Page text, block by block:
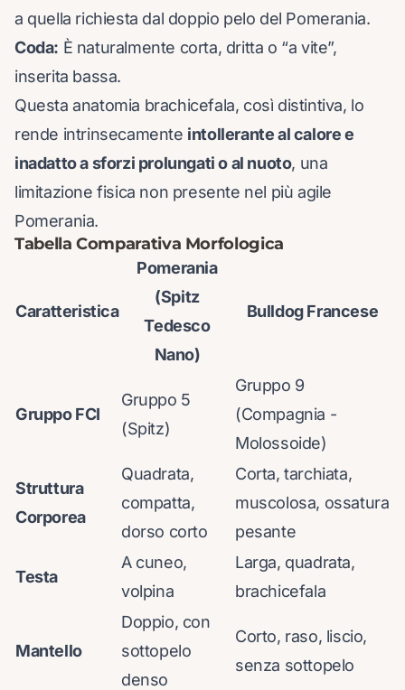
a quella richiesta dal doppio pelo del Pomerania.
Coda: È naturalmente corta, dritta o “a vite”,
inserita bassa.
Questa anatomia brachicefala, così distintiva, lo
rende intrinsecamente intollerante al calore e
inadatto a sforzi prolungati o al nuoto, una
limitazione fisica non presente nel più agile
Pomerania.
Tabella Comparativa Morfologica
Caratteristica
Pomerania
(Spitz
Tedesco
Nano)
Bulldog Francese
Gruppo FCI
Gruppo 5
(Spitz)
Gruppo 9
(Compagnia -
Molossoide)
Struttura
Corporea
Quadrata,
compatta,
dorso corto
Corta, tarchiata,
muscolosa, ossatura
pesante
Testa
A cuneo,
volpina
Larga, quadrata,
brachicefala
Mantello
Doppio, con
sottopelo
denso
Corto, raso, liscio,
senza sottopelo